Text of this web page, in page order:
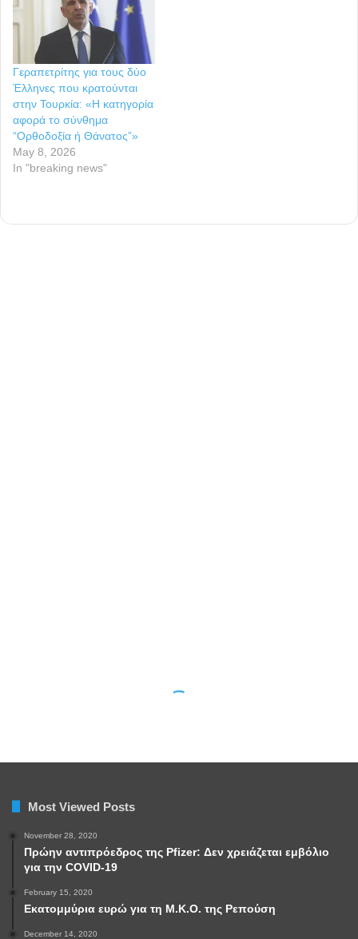
Most Viewed Posts
November 28, 2020
Πρώην αντιπρόεδρος της Pfizer: Δεν χρειάζεται εμβόλιο
για την COVID-19
February 15, 2020
Εκατομμύρια ευρώ για τη Μ.Κ.Ο. της Ρεπούση
December 14, 2020